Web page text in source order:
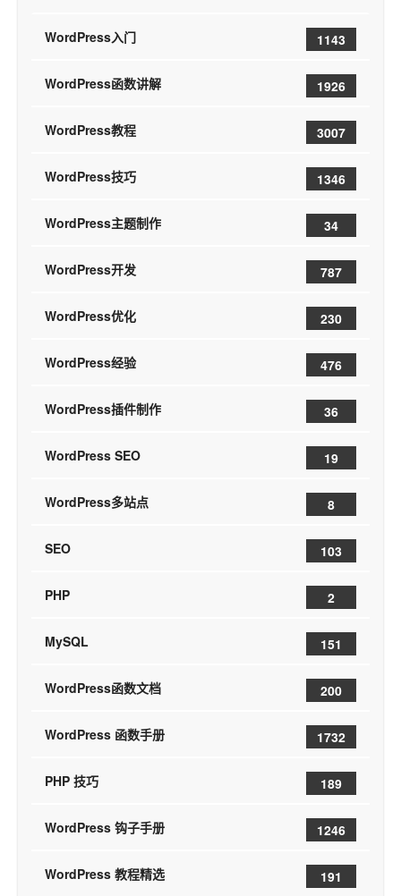
WordPress入门 1143
WordPress函数讲解 1926
WordPress教程 3007
WordPress技巧 1346
WordPress主题制作 34
WordPress开发 787
WordPress优化 230
WordPress经验 476
WordPress插件制作 36
WordPress SEO 19
WordPress多站点 8
SEO 103
PHP 2
MySQL 151
WordPress函数文档 200
WordPress 函数手册 1732
PHP 技巧 189
WordPress 钩子手册 1246
WordPress 教程精选 191